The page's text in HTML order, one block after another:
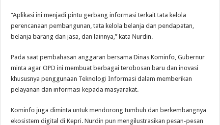
“Aplikasi ini menjadi pintu gerbang informasi terkait tata kelola
perencanaan pembangunan, tata kelola belanja dan pendapatan,
belanja barang dan jasa, dan lainnya,” kata Nurdin.
Pada saat pembahasan anggaran bersama Dinas Kominfo, Gubernur
minta agar OPD ini membuat berbagai terobosan baru dan inovasi
khususnya penggunaan Teknologi Informasi dalam memberikan
pelayanan dan informasi kepada masyarakat.
Kominfo juga diminta untuk mendorong tumbuh dan berkembangnya
ekosistem digital di Kepri. Nurdin pun mengilustrasikan pesan-pesan